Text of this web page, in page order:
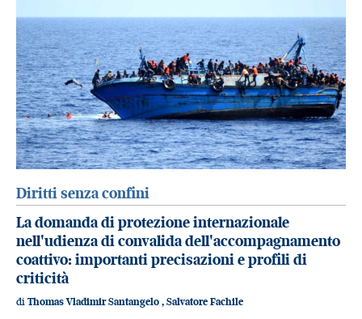
Diritti senza confini
La domanda di protezione internazionale
nell'udienza di convalida dell'accompagnamento
coattivo: importanti precisazioni e profili di
criticità
di Thomas Vladimir Santangelo , Salvatore Fachile